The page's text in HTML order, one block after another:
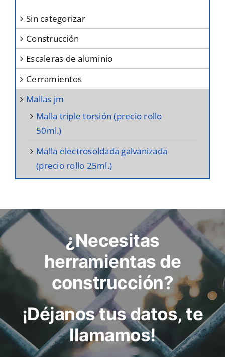
en
la
página
de
producto
sin categorizar
construcción
escaleras de aluminio
cerramientos
mallas jm
malla triple torsión (precio rollo
50ml.)
malla electrosoldada galvanizada
(precio rollo 25ml.)
¿Necesitas
herramientas de
construcción?
¡Déjanos tus datos, te
llamamos!